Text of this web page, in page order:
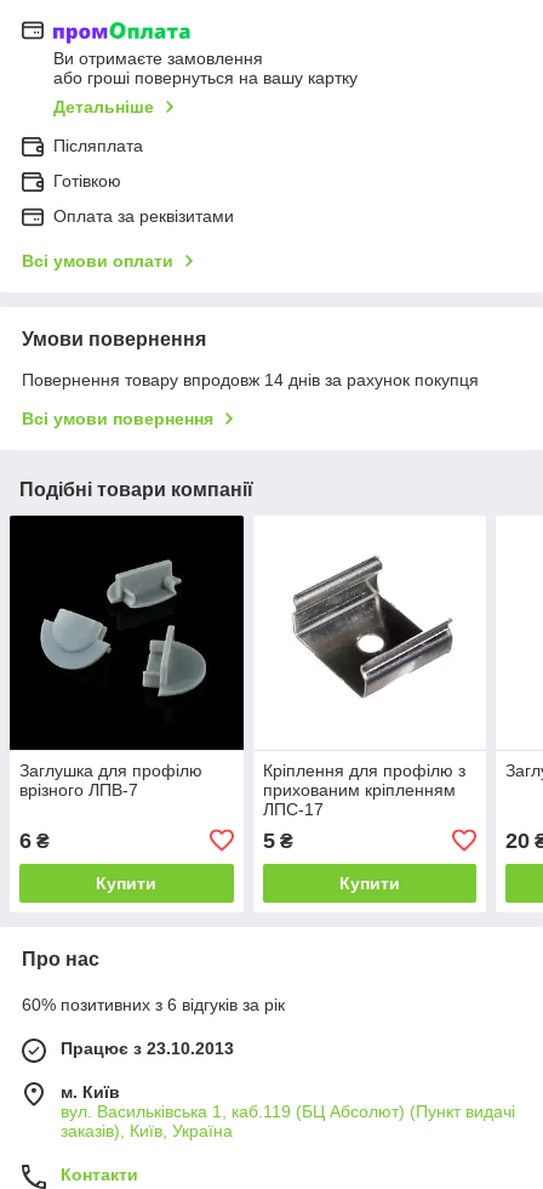
Ви отримаєте замовлення
або гроші повернуться на вашу картку
Детальніше
Післяплата
Готівкою
Оплата за реквізитами
Всі умови оплати
Умови повернення
Повернення товару впродовж 14 днів за рахунок покупця
Всі умови повернення
Подібні товари компанії
Заглушка для профілю
врізного ЛПВ-7
6 ₴
Купити
Кріплення для профілю з
прихованим кріпленням
ЛПС-17
5₴
Купити
20
Про нас
60% позитивних з 6 відгуків за рік
Працює з 23.10.2013
м. Київ
вул. Васильківська 1, каб.119 (БЦ Абсолют) (Пункт видачі
заказів), Київ, Україна
Контакти